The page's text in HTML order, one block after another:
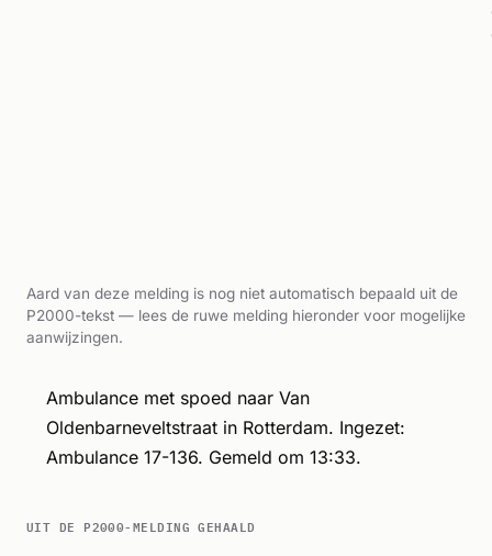
Aard van deze melding is nog niet automatisch bepaald uit de
P2000-tekst — lees de ruwe melding hieronder voor mogelijke
aanwijzingen.
Ambulance met spoed naar Van
Oldenbarneveltstraat in Rotterdam. Ingezet:
Ambulance 17-136. Gemeld om 13:33.
UIT DE P2000-MELDING GEHAALD